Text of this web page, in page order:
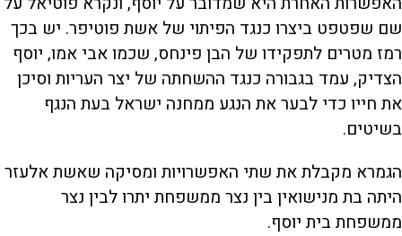
שם שפטפט ביצרו כנגד הפיתוי של אשת פוטיפר. יש בכך
רמז מטרים לתפקידו של הבן פינחס, שכמו אבי אמו, יוסף
הצדיק, עמד בגבורה כנגד ההשחתה של יצר העריות וסיכן
את חייו כדי לבער את הנגע ממחנה ישראל בעת הנגף
בשיטים.
הגמרא מקבלת את שתי האפשרויות ומסיקה שאשת אלעזר
היתה בת מנישואין בין נצר ממשפחת יתרו לבין נצר
ממשפחת בית יוסף.